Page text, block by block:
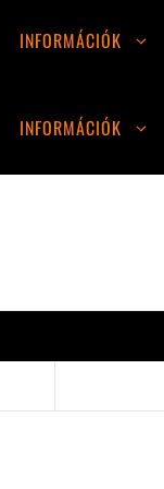
INFORMÁCIÓK
INFORMÁCIÓK